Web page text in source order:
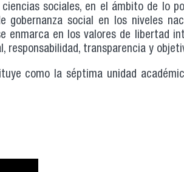
sociales, en el ámbito de lo
social en los niveles
enmarca en los valores de libertad
responsabilidad, transparencia y
como la séptima unidad